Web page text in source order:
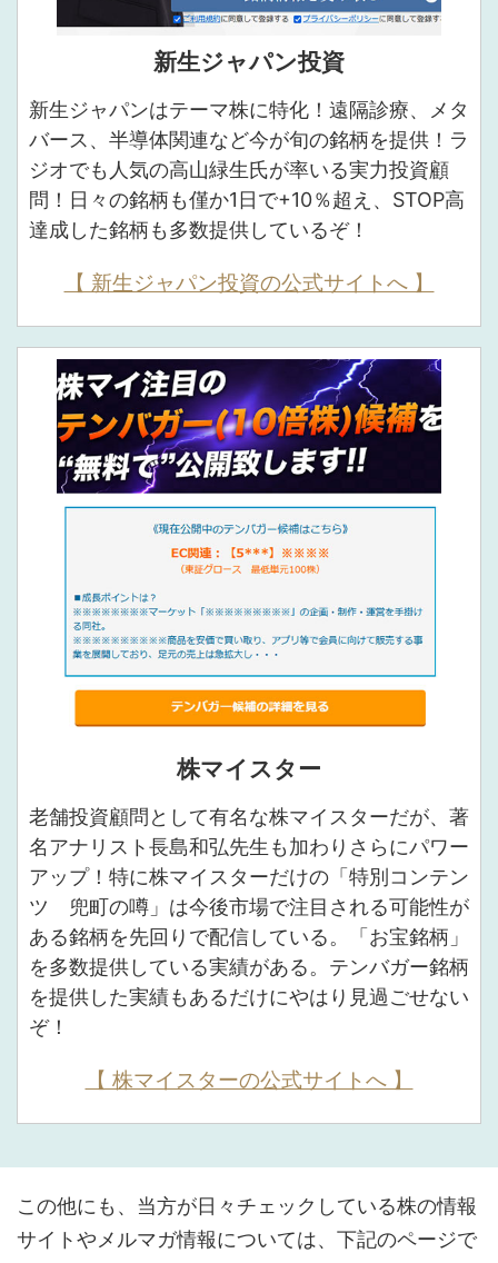
新生ジャパン投資
新生ジャパンはテーマ株に特化！遠隔診療、メタ
バース、半導体関連など今が旬の銘柄を提供！ラ
ジオでも人気の高山緑生氏が率いる実力投資顧
問！日々の銘柄も僅か1日で+10％超え、STOP高
達成した銘柄も多数提供しているぞ！
【 新生ジャパン投資の公式サイトへ 】
株マイスター
老舗投資顧問として有名な株マイスターだが、著
名アナリスト長島和弘先生も加わりさらにパワー
アップ！特に株マイスターだけの「特別コンテン
ツ 兜町の噂」は今後市場で注目される可能性が
ある銘柄を先回りで配信している。「お宝銘柄」
を多数提供している実績がある。テンバガー銘柄
を提供した実績もあるだけにやはり見過ごせない
ぞ！
【 株マイスターの公式サイトへ 】
この他にも、当方が日々チェックしている株の情報
サイトやメルマガ情報については、下記のページで